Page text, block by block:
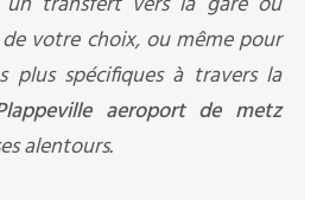
votre choix, ou même pour
plus spécifiques à travers la
aeroport de metz
alentours.